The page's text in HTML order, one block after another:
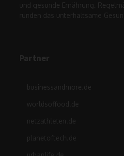
und gesunde Ernährung.
runden das unterhaltsame
Partner
businessandmore.de
worldsoffood.de
netzathleten.de
planetoftech.de